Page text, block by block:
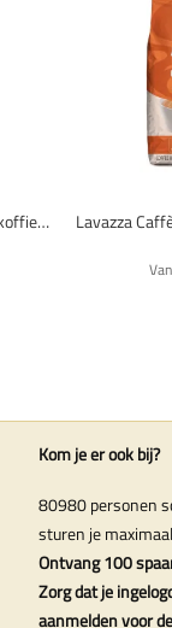
Caffè Mauro Special Bar - koffiebonen - 1 kilo
Kom je er ook bij?
80980 personen
sturen je
Ontvang 100
Zorg dat je
aanmelden voor